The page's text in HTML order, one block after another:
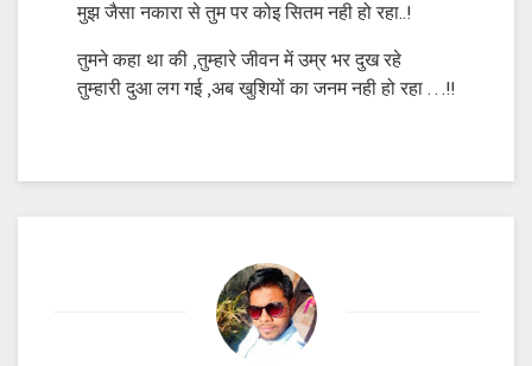
मुझ जैसा नकारा से तुम पर कोइ सितम नही हो रहा..!
तुमने कहा था की ,तुम्हारे जीवन में उम्र भर दुख रहे
तुम्हारी दुआ लग गई ,अब खुशियों का जनम नही हो रहा …!!